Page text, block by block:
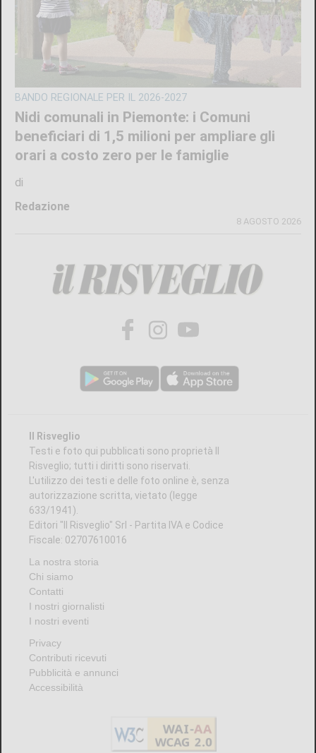
Edoardo Colombatto da Varisella sbanca
La Ruota della Fortuna: orgoglio cittadino e
100 e lode
Angela Pastore
8 AGOSTO 2026
Torino-Ceres
Gloria Rossatto
VIABILITÀ E TRASPORTI NEL TORINESE
Metropolitana di Torino chiusa il 9 agosto: